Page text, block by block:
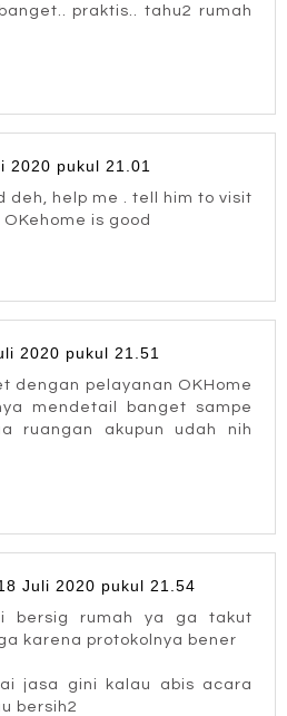
praktis.. tahu2 rumah
2020 pukul 21.01
deh, help me . tell him to visit
is good
2020 pukul 21.51
dengan pelayanan OKHome
mendetail banget sampe
ruangan akupun udah nih
Juli 2020 pukul 21.54
bersig rumah ya ga takut
karena protokolnya bener
jasa gini kalau abis acara
bersih2